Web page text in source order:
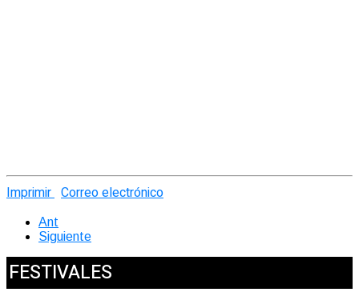
Imprimir Correo electrónico
Ant
Siguiente
FESTIVALES